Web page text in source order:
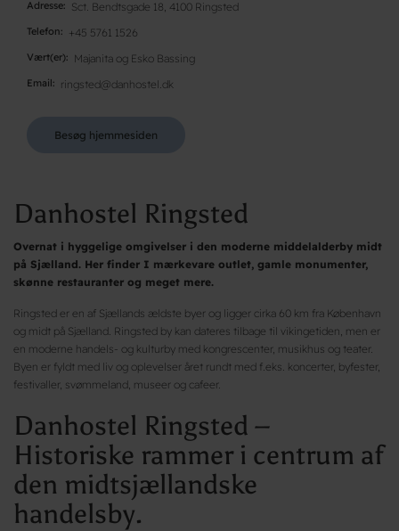
Adresse Sct. Bendtsgade 18, 4100 Ringsted
Telefon +45 5761 1526
Vært(er) Majanita og Esko Bassing
Email ringsted@danhostel.dk
Besøg hjemmesiden
Danhostel Ringsted
Overnat i hyggelige omgivelser i den moderne middelalderby midt
på Sjælland. Her finder I mærkevare outlet, gamle monumenter,
skønne restauranter og meget mere.
Ringsted er en af Sjællands ældste byer og ligger cirka 60 km fra København
og midt på Sjælland. Ringsted by kan dateres tilbage til vikingetiden, men er
en moderne handels- og kulturby med kongrescenter, musikhus og teater.
Byen er fyldt med liv og oplevelser året rundt med f.eks. koncerter, byfester,
festivaller, svømmeland, museer og cafeer.
Danhostel Ringsted –
Historiske rammer i centrum af
den midtsjællandske
handelsby.